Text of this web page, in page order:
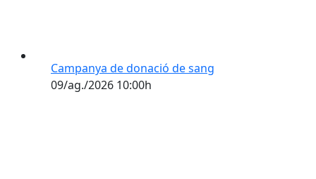
Campanya de donació de sang
09/ag./2026 10:00h